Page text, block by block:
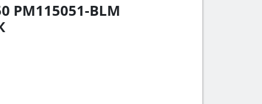
PM115051-BLM